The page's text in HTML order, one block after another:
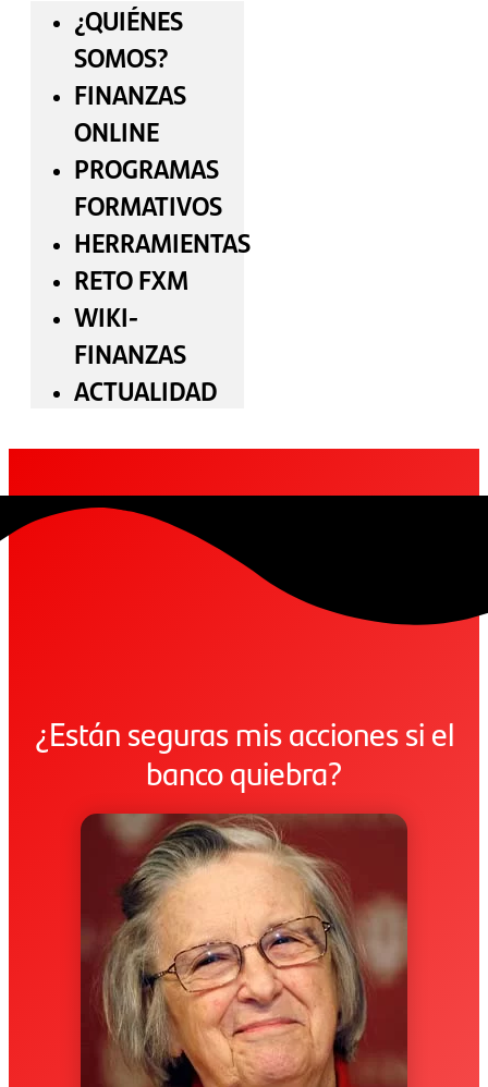
¿QUIÉNES
SOMOS?
FINANZAS
ONLINE
PROGRAMAS
FORMATIVOS
HERRAMIENTAS
RETO FXM
WIKI-
FINANZAS
ACTUALIDAD
¿Están seguras mis acciones si el
banco quiebra?